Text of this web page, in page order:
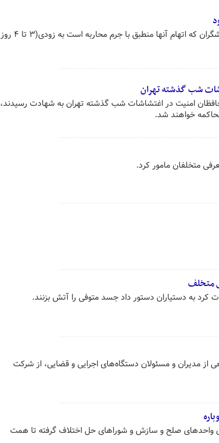
دادستان تهران گفت: تعدادی از پرونده‌های مرتبط با اغتشاشگران که اتهام آنها منطبق با جرم محاربه است به زودی(۳ تا ۴ روز
شب گذشته تهران
حافظان امنیت در اغتشاشات شب گذشته تهران به شهادت رسیدند،
خواهند شد.
متخلفان مامور کرد.
متخلف
به دستیاران دستور داد جسد متوفی را آتش بزنند.
از مدیران و مسئولان دستگاه‌های اجرایی و قضایی، از شرکت
واحدهای صلح و سازش و شوراهای حل اختلاف گرفته تا همت